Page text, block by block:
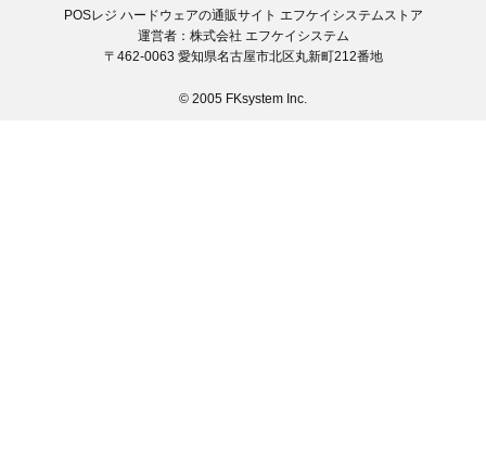
POSレジ ハードウェアの通販サイト エフケイシステムストア
運営者：株式会社 エフケイシステム
〒462-0063 愛知県名古屋市北区丸新町212番地
© 2005 FKsystem Inc.